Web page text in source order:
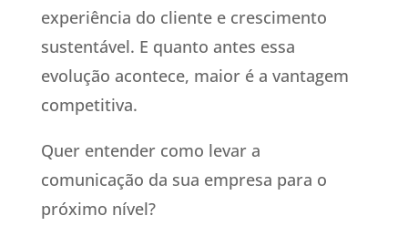
experiência do cliente e crescimento
sustentável. E quanto antes essa
evolução acontece, maior é a vantagem
competitiva.
Quer entender como levar a
comunicação da sua empresa para o
próximo nível?